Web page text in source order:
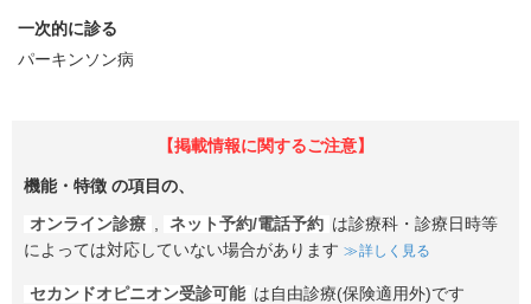
一次的に診る
パーキンソン病
【掲載情報に関するご注意】
機能・特徴 の項目の、
オンライン診療 ネット予約/電話予約 は診療科・診療日時等
によっては対応していない場合があります
詳しく見る
セカンドオピニオン受診可能 は自由診療(保険適用外)です